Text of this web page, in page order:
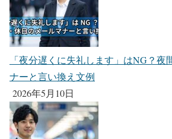
「夜分遅くに失礼します」はNG？夜
ナーと言い換え文例
2026年5月10日